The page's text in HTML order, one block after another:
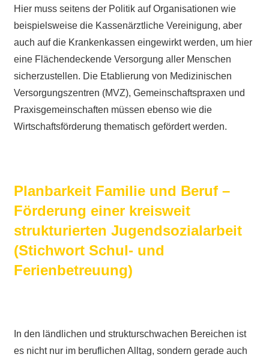
Hier muss seitens der Politik auf Organisationen wie
beispielsweise die Kassenärztliche Vereinigung, aber
auch auf die Krankenkassen eingewirkt werden, um hier
eine Flächendeckende Versorgung aller Menschen
sicherzustellen. Die Etablierung von Medizinischen
Versorgungszentren (MVZ), Gemeinschaftspraxen und
Praxisgemeinschaften müssen ebenso wie die
Wirtschaftsförderung thematisch gefördert werden.
Planbarkeit Familie und Beruf –
Förderung einer kreisweit
strukturierten Jugendsozialarbeit
(Stichwort Schul- und
Ferienbetreuung)
In den ländlichen und strukturschwachen Bereichen ist
es nicht nur im beruflichen Alltag, sondern gerade auch